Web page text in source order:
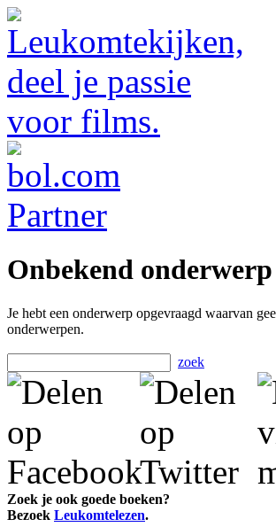
Onbekend onderwerp
Je hebt een onderwerp opgevraagd waarvan
onderwerpen.
zoek
Zoek je ook goede boeken?
Bezoek Leukomtelezen.